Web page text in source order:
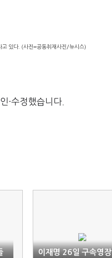
고 있다. (사진=공동취재사진/뉴시스)
·수정했습니다.
이재명 26일 구속영장